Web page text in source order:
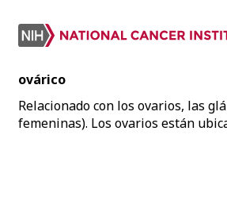
ovárico
Relacionado con los ovarios, las
femeninas). Los ovarios están